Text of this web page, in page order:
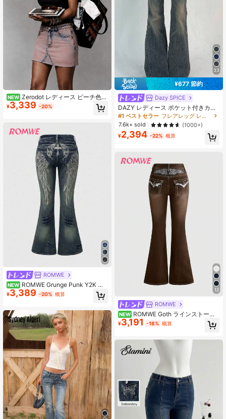
NEW Zerodot レディース ピーチ色
ウォッシュデニムスカート カジュア
ル デイリー 春秋
¥3,339 -20%
ROMWE
NEW ROMWE Grunge Punk Y2K ヴ
ィンテージ ウォッシュ加工 ウィング
プリント ウルトラローウエスト フレ
ース
¥3,389 -20% 概算
33
¥677 節約
Dazy SPICE
DAZY レディース ポケット付きカジ
ュアルフレアレッグデニムジーンズ
Y2Kストリートウェア ローライズジ
ーンズ フレアパンツ
#1 ベストセラー
フレアレッグ レディースジーンズ
7.6k+ sold
(1000+)
¥2,394 -22% 概算
12
ROMWE
NEW ROMWE Goth ラインストーン
ウィング刺繍 フレアジーンズ
¥3,191 -18% 概算